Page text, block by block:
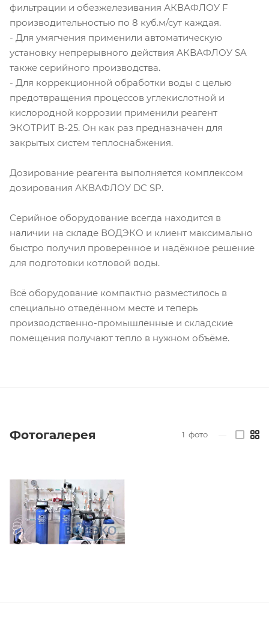
фильтрации и обезжелезивания АКВАФЛОУ F
производительностью по 8 куб.м/сут каждая.
- Для умягчения применили автоматическую
установку непрерывного действия АКВАФЛОУ SA
также серийного производства.
- Для коррекционной обработки воды с целью
предотвращения процессов углекислотной и
кислородной коррозии применили реагент
ЭКОТРИТ В-25. Он как раз предназначен для
закрытых систем теплоснабжения.
Дозирование реагента выполняется комплексом
дозирования АКВАФЛОУ DC SP.
Серийное оборудование всегда находится в
наличии на складе ВОДЭКО и клиент максимально
быстро получил проверенное и надёжное решение
для подготовки котловой воды.
Всё оборудование компактно разместилось в
специально отведённом месте и теперь
производственно-промышленные и складские
помещения получают тепло в нужном объёме.
Фотогалерея 1 фото